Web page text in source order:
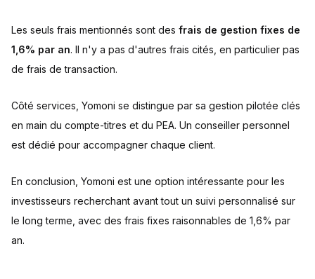
Les seuls frais mentionnés sont des frais de gestion fixes de
1,6% par an. Il n'y a pas d'autres frais cités, en particulier pas
de frais de transaction.
Côté services, Yomoni se distingue par sa gestion pilotée clés
en main du compte-titres et du PEA. Un conseiller personnel
est dédié pour accompagner chaque client.
En conclusion, Yomoni est une option intéressante pour les
investisseurs recherchant avant tout un suivi personnalisé sur
le long terme, avec des frais fixes raisonnables de 1,6% par
an.